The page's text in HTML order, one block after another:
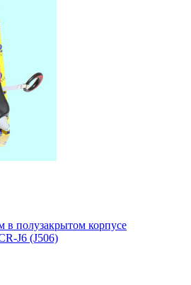
в полузакрытом корпусе
J6 (J506)